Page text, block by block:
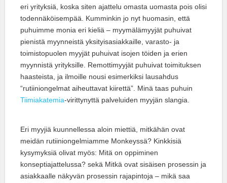
eri yrityksiä, koska siten ajattelu omasta uomasta pois olisi
todennäköisempää. Kumminkin jo nyt huomasin, että
puhuimme monia eri kieliä – myymälämyyjät puhuivat
pienistä myynneistä yksityisasiakkaille, varasto- ja
toimistopuolen myyjät puhuivat isojen töiden ja erien
myynnistä yrityksille. Remottimyyjät puhuivat toimituksen
haasteista, ja ilmoille nousi esimerkiksi lausahdus
“rutiiniongelmat aiheuttavat kiirettä”. Minä taas puhuin
Tiimiakatemia-virittynyttä palveluiden myyjän slangia.
Eri myyjiä kuunnellessa aloin miettiä, mitkähän ovat
meidän rutiiniongelmiamme Monkeyssä? Kinkkisiä
kysymyksiä olivat myös: Mitä on oppiminen
konseptiajattelussa? sekä Mitkä ovat sisäisen prosessin ja
asiakkaalle näkyvän prosessin rajapintoja – mikä saa